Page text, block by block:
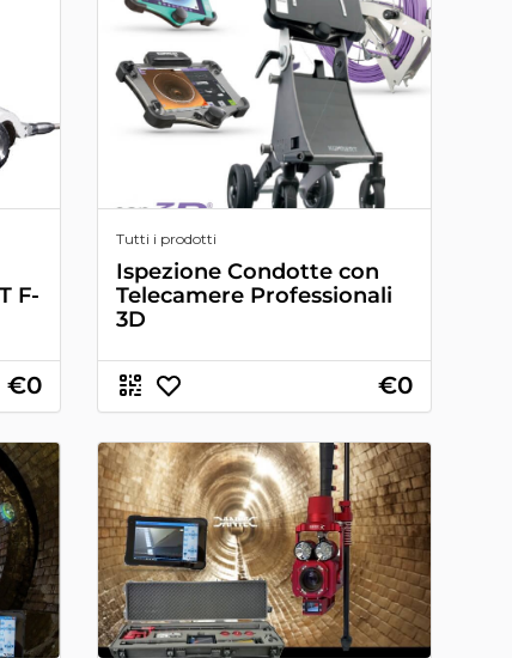
F-
€0
Tutti i prodotti
Ispezione Condotte con
Telecamere Professionali
3D
€0